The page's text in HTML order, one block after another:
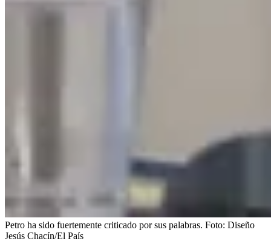
Petro ha sido fuertemente criticado por sus palabras. Foto: Diseño
Jesús Chacín/El País